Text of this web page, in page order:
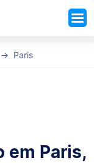
Paris
em Paris,